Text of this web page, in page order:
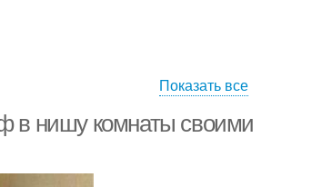
Показать все
в нишу комнаты своими